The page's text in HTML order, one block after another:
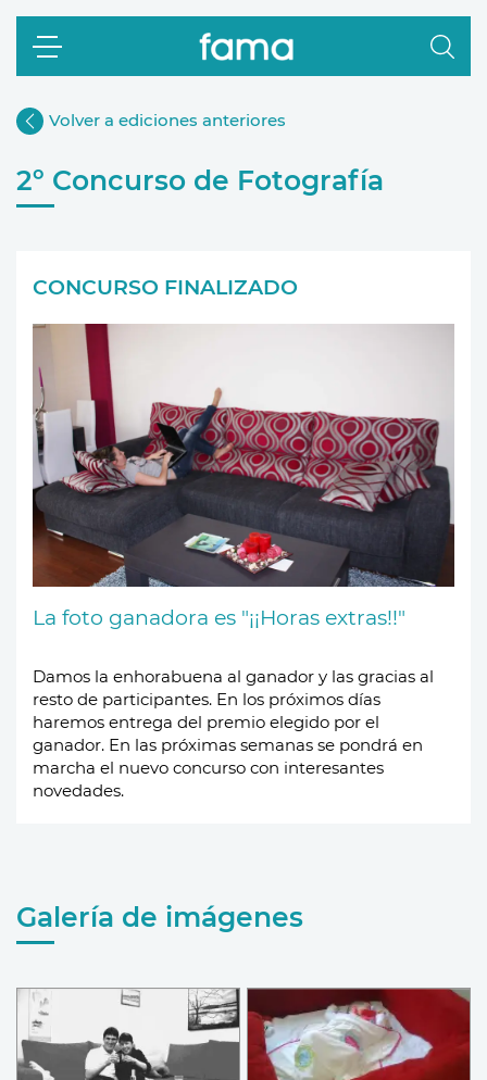
Volver a ediciones anteriores
2º Concurso de Fotografía
CONCURSO FINALIZADO
La foto ganadora es "¡¡Horas extras!!"
Damos la enhorabuena al ganador y las gracias al
resto de participantes. En los próximos días
haremos entrega del premio elegido por el
ganador. En las próximas semanas se pondrá en
marcha el nuevo concurso con interesantes
novedades.
Galería de imágenes